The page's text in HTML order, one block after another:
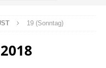
19 (Sonntag)